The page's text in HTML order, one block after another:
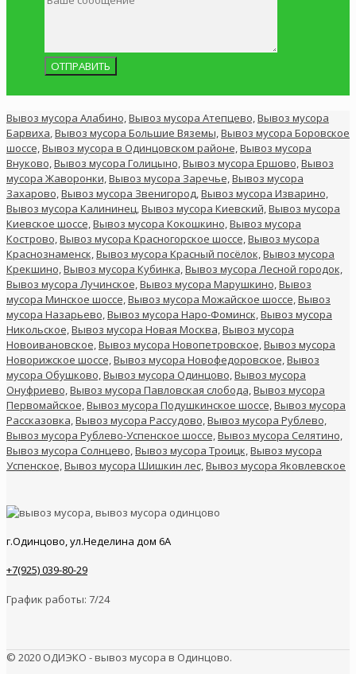
Вывоз мусора Алабино,Вывоз мусора Атепцево,Вывоз мусора
Барвиха,Вывоз мусора Большие Вяземы,Вывоз мусора Боровское
шоссе,Вывоз мусора в Одинцовском районе,Вывоз мусора
Внуково,Вывоз мусора Голицыно,Вывоз мусора Ершово,Вывоз
мусора Жаворонки,Вывоз мусора Заречье,Вывоз мусора
Захарово,Вывоз мусора Звенигород,Вывоз мусора Изварино,
Вывоз мусора Калининец,Вывоз мусора Киевский,Вывоз мусора
Киевское шоссе,Вывоз мусора Кокошкино,Вывоз мусора
Кострово,Вывоз мусора Красногорское шоссе,Вывоз мусора
Краснознаменск,Вывоз мусора Красный посёлок,Вывоз мусора
Крекшино,Вывоз мусора Кубинка,Вывоз мусора Лесной городок,
Вывоз мусора Лучинское,Вывоз мусора Марушкино,Вывоз
мусора Минское шоссе,Вывоз мусора Можайское шоссе,Вывоз
мусора Назарьево,Вывоз мусора Наро-Фоминск,Вывоз мусора
Никольское,Вывоз мусора Новая Москва,Вывоз мусора
Новоивановское,Вывоз мусора Новопетровское,Вывоз мусора
Новорижское шоссе,Вывоз мусора Новофедоровское,Вывоз
мусора Обушково,Вывоз мусора Одинцово,Вывоз мусора
Онуфриево,Вывоз мусора Павловская слобода,Вывоз мусора
Первомайское,Вывоз мусора Подушкинское шоссе,Вывоз мусора
Рассказовка,Вывоз мусора Рассудово,Вывоз мусора Рублево,
Вывоз мусора Рублево-Успенское шоссе,Вывоз мусора Селятино,
Вывоз мусора Солнцево,Вывоз мусора Троицк,Вывоз мусора
Успенское,Вывоз мусора Шишкин лес,Вывоз мусора Яковлевское
г.Одинцово, ул.Неделина дом 6А
+7(925) 039-80-29
График работы: 7/24
© 2020 ОДИЭКО - вывоз мусора в Одинцово.